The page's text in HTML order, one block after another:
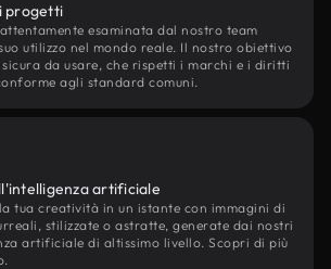
progetti
esaminata dal nostro team
utilizzo nel mondo reale. Il nostro obiettivo
da usare, che rispetti i marchi e i diritti
agli standard comuni.
artificiale
tua creatività in un istante con immagini di
stilizzate o astratte, generate dai nostri
artificiale di altissimo livello. Scopri di più